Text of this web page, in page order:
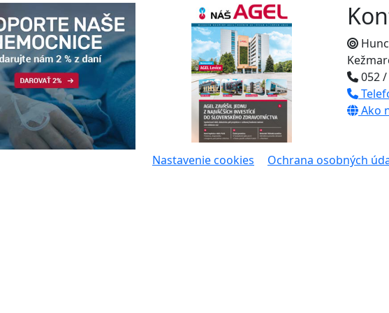
052 /
Ako
Nastavenie cookies
Ochrana osobných